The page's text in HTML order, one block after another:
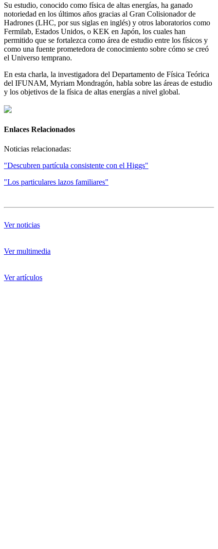
Su estudio, conocido como física de altas energías, ha ganado
notoriedad en los últimos años gracias al Gran Colisionador de
Hadrones (LHC, por sus siglas en inglés) y otros laboratorios como
Fermilab, Estados Unidos, o KEK en Japón, los cuales han
permitido que se fortalezca como área de estudio entre los físicos y
como una fuente prometedora de conocimiento sobre cómo se creó
el Universo temprano.
En esta charla, la investigadora del Departamento de Física Teórica
del IFUNAM, Myriam Mondragón, habla sobre las áreas de estudio
y los objetivos de la física de altas energías a nivel global.
Enlaces Relacionados
Noticias relacionadas:
"Descubren partícula consistente con el Higgs"
"Los particulares lazos familiares"
Ver noticias
Ver multimedia
Ver artículos